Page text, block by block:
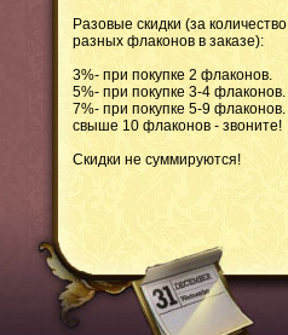
Разовые скидки (за количество
разных флаконов в заказе):
3%- при покупке 2 флаконов.
5%- при покупке 3-4 флаконов.
7%- при покупке 5-9 флаконов.
свыше 10 флаконов - звоните!
Скидки не суммируются!